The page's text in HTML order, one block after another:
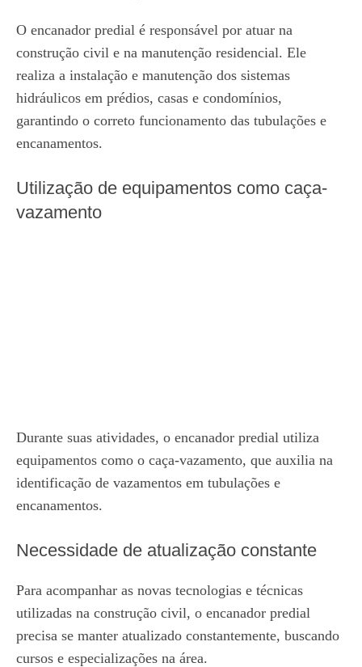
O encanador predial é responsável por atuar na
construção civil e na manutenção residencial. Ele
realiza a instalação e manutenção dos sistemas
hidráulicos em prédios, casas e condomínios,
garantindo o correto funcionamento das tubulações e
encanamentos.
Utilização de equipamentos como caça-
vazamento
Durante suas atividades, o encanador predial utiliza
equipamentos como o caça-vazamento, que auxilia na
identificação de vazamentos em tubulações e
encanamentos.
Necessidade de atualização constante
Para acompanhar as novas tecnologias e técnicas
utilizadas na construção civil, o encanador predial
precisa se manter atualizado constantemente, buscando
cursos e especializações na área.